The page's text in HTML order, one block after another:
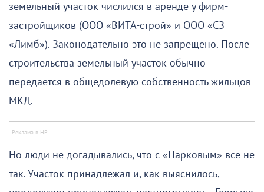
земельный участок числился в аренде у фирм-
застройщиков (ООО «ВИТА-строй» и ООО «СЗ
«Лимб»). Законодательно это не запрещено. После
строительства земельный участок обычно
передается в общедолевую собственность жильцов
МКД.
Но люди не догадывались, что с «Парковым» все не
так. Участок принадлежал и, как выяснилось,